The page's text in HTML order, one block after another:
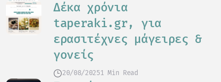
Δέκα χρόνια
taperaki.gr, για
ερασιτέχνες μάγειρες &
γονείς
20/08/20251 Min Read